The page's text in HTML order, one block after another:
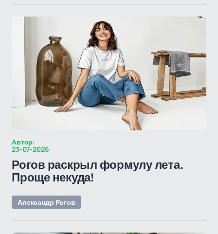
Автор:
23-07-2026
Рогов раскрыл формулу лета.
Проще некуда!
Александр Рогов